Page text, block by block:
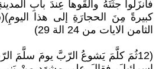
فأنزَلوا جثَّتَهُ وألقَوها عِندَ بابِ
كبيرةً مِنَ الحجارَةِ إلى هذا
الثامن الايات من 24 الة 29)
(12ثُمَ كلَّمَ يَشوعُ الرّبَّ يومَ سلَّمَ